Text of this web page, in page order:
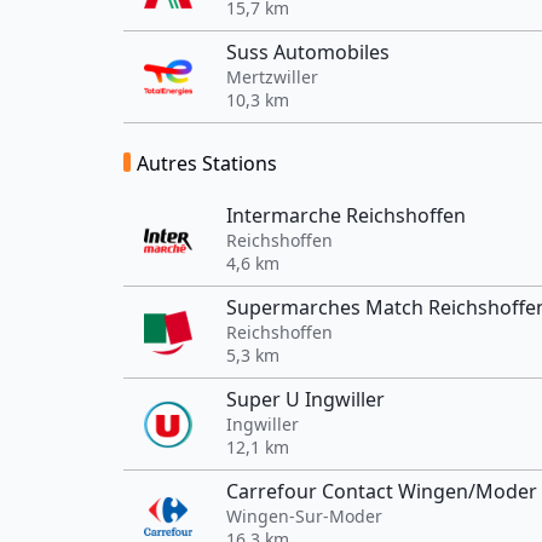
15,7 km
Suss Automobiles
Mertzwiller
10,3 km
Autres Stations
Intermarche Reichshoffen
Reichshoffen
4,6 km
Supermarches Match
Reichshoffen
5,3 km
Super U Ingwiller
Ingwiller
12,1 km
Carrefour Contact Wingen/Moder
Wingen-Sur-Moder